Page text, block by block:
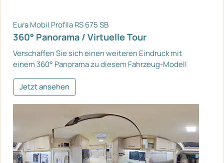
Eura Mobil Profila RS 675 SB
360° Panorama / Virtuelle Tour
Verschaffen Sie sich einen weiteren Eindruck mit
einem 360° Panorama zu diesem Fahrzeug-Modell
Jetzt ansehen